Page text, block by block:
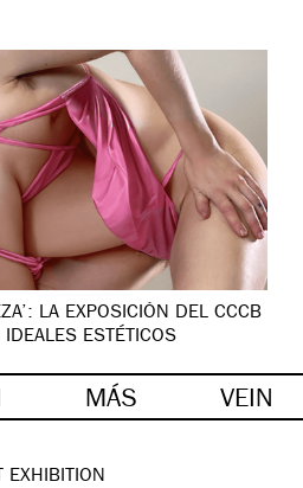
LA EXPOSICIÓN DEL CCCB
ESTÉTICOS
MÁS VEIN
EXHIBITION